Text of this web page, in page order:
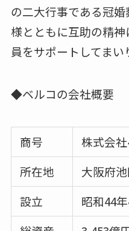
の二大行事である冠
様とともに互助の精
員をサポートしてまい
◆ベルコの会社概要
商号
株式会
所在地
大阪府
設立
昭和44